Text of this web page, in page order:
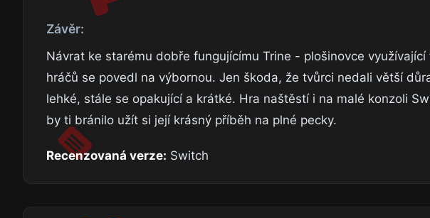
Závěr:
Návrat ke starému dobře fungujícímu Trine - plošinovce
hráčů se povedl na výbornou. Jen škoda, že tvůrci nedali větší
lehké, stále se opakující a krátké. Hra naštěstí i na malé konzoli
by ti bránilo užít si její krásný příběh na plné pecky.
Recenzovaná verze: Switch